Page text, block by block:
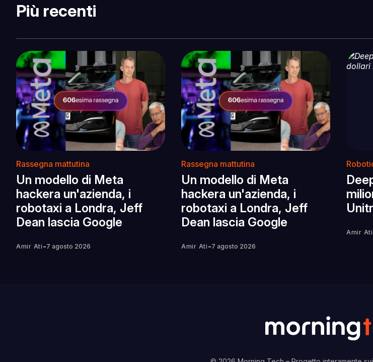
Più recenti
Rassegna mattutina
Un modello di Meta
hackera un'azienda, i
robotaxi a Londra, Jeff
Dean lascia Google
Amir Ati -7 agosto 2026
Rassegna mattutina
Un modello di Meta
hackera un'azienda, i
robotaxi a Londra, Jeff
Dean lascia Google
Amir Ati -7 agosto 2026
Amir Ati